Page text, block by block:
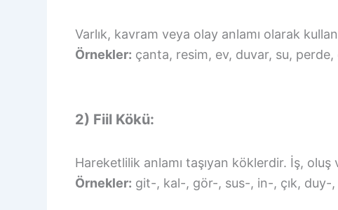
Varlık, kavram veya olay anlamı olarak
Örnekler: çanta, resim, ev, duvar, su,
2) Fiil Kökü:
Hareketlilik anlamı taşıyan köklerdir. İş,
Örnekler: git-, kal-, gör-, sus-, in-, çık,